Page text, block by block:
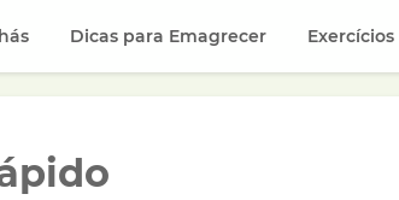
Dicas para Emagrecer Exercícios